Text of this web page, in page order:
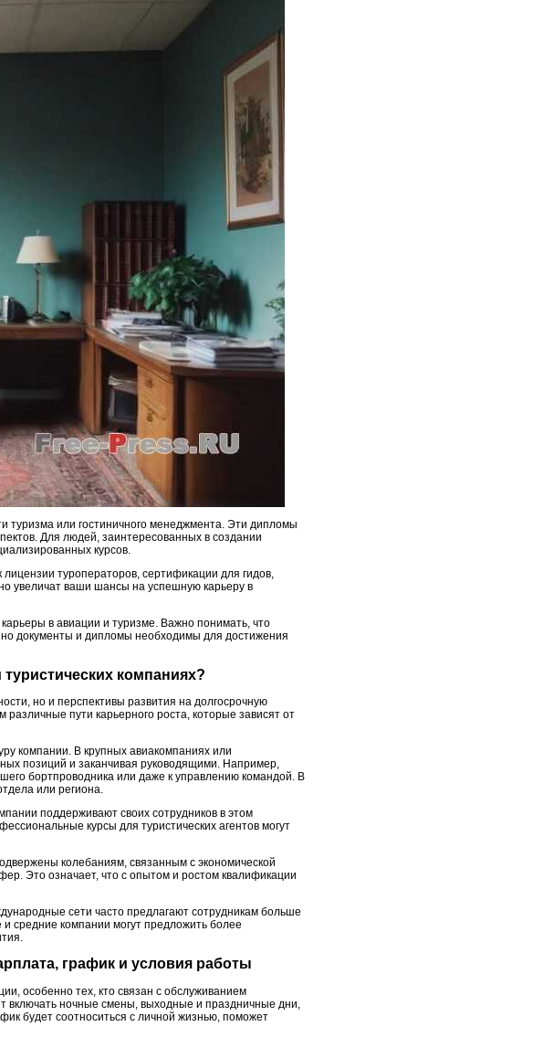
туризма или гостиничного менеджмента. Эти дипломы
Для людей, заинтересованных в создании
курсов.
туроператоров, сертификации для гидов,
увеличат ваши шансы на успешную карьеру в
в авиации и туризме. Важно понимать, что
документы и дипломы необходимы для достижения
компаниях?
но и перспективы развития на долгосрочную
пути карьерного роста, которые зависят от
компании. В крупных авиакомпаниях или
позиций и заканчивая руководящими. Например,
бортпроводника или даже к управлению командой. В
или региона.
поддерживают своих сотрудников в этом
курсы для туристических агентов могут
колебаниям, связанным с экономической
Это означает, что с опытом и ростом квалификации
сети часто предлагают сотрудникам больше
средние компании могут предложить более
график и условия работы
особенно тех, кто связан с обслуживанием
включать ночные смены, выходные и праздничные дни,
будет соотноситься с личной жизнью, поможет